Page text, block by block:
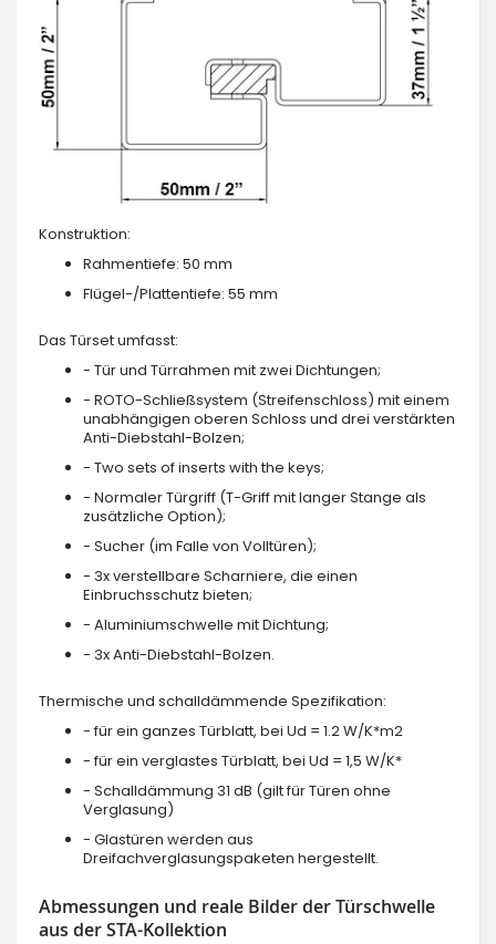
Konstruktion:
Rahmentiefe: 50 mm
Flügel-/Plattentiefe: 55 mm
Das Türset umfasst:
- Tür und Türrahmen mit zwei Dichtungen;
- ROTO-Schließsystem (Streifenschloss) mit einem
unabhängigen oberen Schloss und drei verstärkten
Anti-Diebstahl-Bolzen;
- Two sets of inserts with the keys;
- Normaler Türgriff (T-Griff mit langer Stange als
zusätzliche Option);
- Sucher (im Falle von Volltüren);
- 3x verstellbare Scharniere, die einen
Einbruchsschutz bieten;
- Aluminiumschwelle mit Dichtung;
- 3x Anti-Diebstahl-Bolzen.
Thermische und schalldämmende Spezifikation:
- für ein ganzes Türblatt, bei Ud = 1.2 W/K*m2
- für ein verglastes Türblatt, bei Ud = 1,5 W/K*
- Schalldämmung 31 dB (gilt für Türen ohne
Verglasung)
- Glastüren werden aus
Dreifachverglasungspaketen hergestellt.
Abmessungen und reale Bilder der Türschwelle
aus der STA-Kollektion